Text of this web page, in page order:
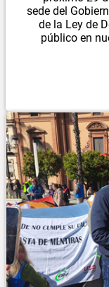
sede del
de la Ley de
público en